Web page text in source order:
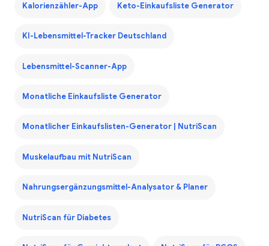
Kalorienzähler-App Keto-Einkaufsliste Generator
KI-Lebensmittel-Tracker Deutschland
Lebensmittel-Scanner-App
Monatliche Einkaufsliste Generator
Monatlicher Einkaufslisten-Generator | NutriScan
Muskelaufbau mit NutriScan
Nahrungsergänzungsmittel-Analysator & Planer
NutriScan für Diabetes